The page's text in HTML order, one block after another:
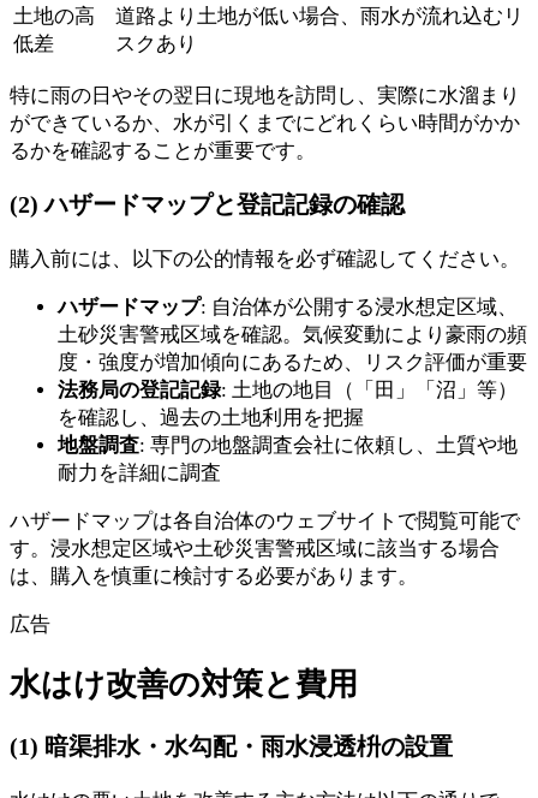
土地の高
低差
道路より土地が低い場合、雨水が流れ込むリ
スクあり
特に雨の日やその翌日に現地を訪問し、実際に水溜まり
ができているか、水が引くまでにどれくらい時間がかか
るかを確認することが重要です。
(2) ハザードマップと登記記録の確認
購入前には、以下の公的情報を必ず確認してください。
ハザードマップ: 自治体が公開する浸水想定区域、
土砂災害警戒区域を確認。気候変動により豪雨の頻
度・強度が増加傾向にあるため、リスク評価が重要
法務局の登記記録: 土地の地目（「田」「沼」等）
を確認し、過去の土地利用を把握
地盤調査: 専門の地盤調査会社に依頼し、土質や地
耐力を詳細に調査
ハザードマップは各自治体のウェブサイトで閲覧可能で
す。浸水想定区域や土砂災害警戒区域に該当する場合
は、購入を慎重に検討する必要があります。
広告
水はけ改善の対策と費用
(1) 暗渠排水・水勾配・雨水浸透枡の設置